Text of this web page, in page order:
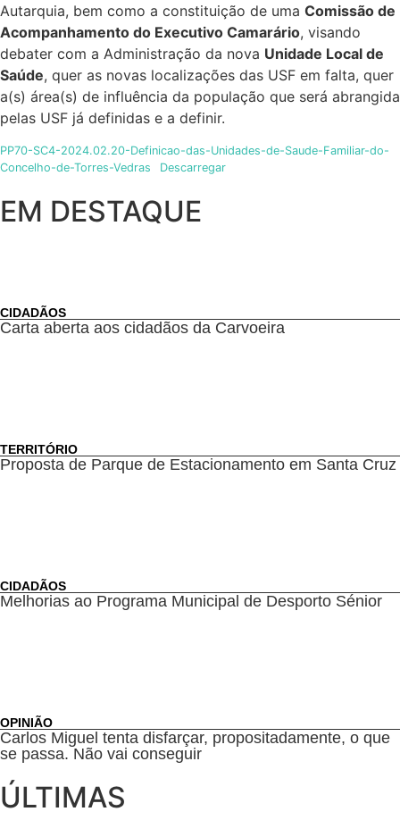
Autarquia, bem como a constituição de uma Comissão de
Acompanhamento do Executivo Camarário, visando
debater com a Administração da nova Unidade Local de
Saúde, quer as novas localizações das USF em falta, quer
a(s) área(s) de influência da população que será abrangida
pelas USF já definidas e a definir.
PP70-SC4-2024.02.20-Definicao-das-Unidades-de-Saude-Familiar-do-
Concelho-de-Torres-Vedras
Descarregar
EM DESTAQUE
CIDADÃOS
Carta aberta aos cidadãos da Carvoeira
TERRITÓRIO
Proposta de Parque de Estacionamento em Santa Cruz
CIDADÃOS
Melhorias ao Programa Municipal de Desporto Sénior
OPINIÃO
Carlos Miguel tenta disfarçar, propositadamente, o que
se passa. Não vai conseguir
ÚLTIMAS